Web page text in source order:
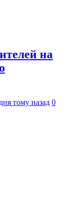
на
тому назад 0